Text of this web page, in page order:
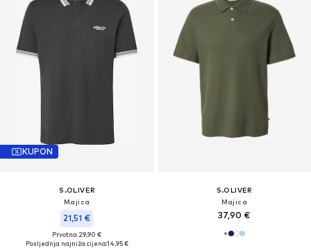
KUPON
S.OLIVER
Majica
21,51 €
Prvotno: 29,90 €
Posljednja najniža cijena:14,95 €
S.OLIVER
Majica
37,90 €